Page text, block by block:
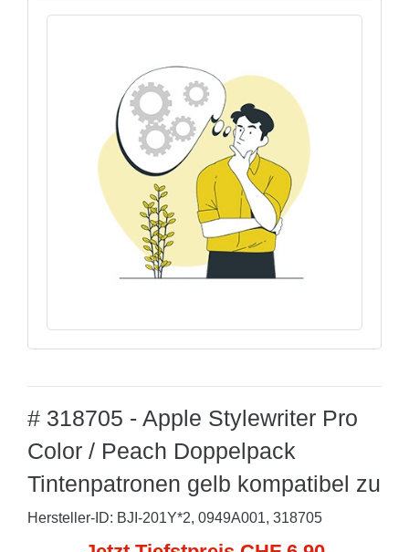
# 318705 - Apple Stylewriter Pro
Color / Peach Doppelpack
Tintenpatronen gelb kompatibel zu
Hersteller-ID: BJI-201Y*2, 0949A001, 318705